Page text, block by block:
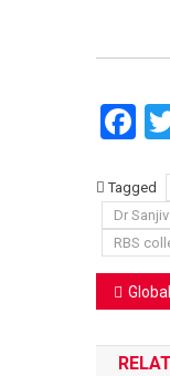
Tagged
Dr
RBS
Post
Global Kartel partners with